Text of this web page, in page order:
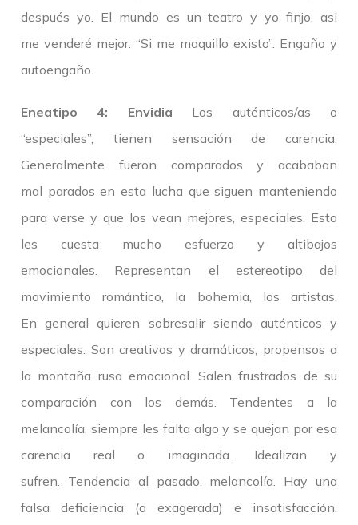
después yo. El mundo es un teatro y yo finjo, asi
me venderé mejor. “Si me maquillo existo”. Engaño y
autoengaño.
Eneatipo 4: Envidia Los auténticos/as o
“especiales”, tienen sensación de carencia.
Generalmente fueron comparados y acababan
mal parados en esta lucha que siguen manteniendo
para verse y que los vean mejores, especiales. Esto
les cuesta mucho esfuerzo y altibajos
emocionales. Representan el estereotipo del
movimiento romántico, la bohemia, los artistas.
En general quieren sobresalir siendo auténticos y
especiales. Son creativos y dramáticos, propensos a
la montaña rusa emocional. Salen frustrados de su
comparación con los demás. Tendentes a la
melancolía, siempre les falta algo y se quejan por esa
carencia real o imaginada. Idealizan y
sufren. Tendencia al pasado, melancolía. Hay una
falsa deficiencia (o exagerada) e insatisfacción.